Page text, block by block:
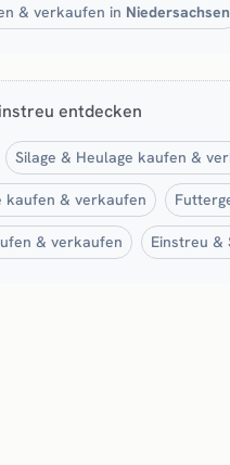
& verkaufen in Niedersachsen
entdecken
Silage & Heulage kaufen &
& verkaufen
& verkaufen Einstreu &